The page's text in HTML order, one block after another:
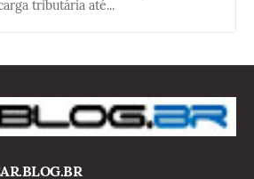
tributária até...